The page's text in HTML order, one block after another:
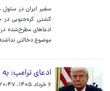
سفیر ایران در سئول
کشتی کره‌جنوبی در
ادعاهای مطرح‌شده
موضوع دخالتی
ادعای ترامپ: به
۶ خرداد ۱۴۰۵، ۲۰:۴۷